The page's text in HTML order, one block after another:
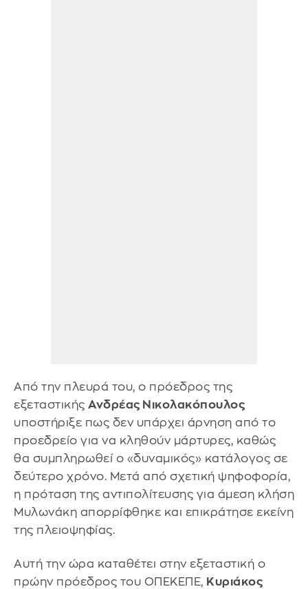
Από την πλευρά του, ο πρόεδρος της
εξεταστικής Ανδρέας Νικολακόπουλος
υποστήριξε πως δεν υπάρχει άρνηση από το
προεδρείο για να κληθούν μάρτυρες, καθώς
θα συμπληρωθεί ο «δυναμικός» κατάλογος σε
δεύτερο χρόνο. Μετά από σχετική ψηφοφορία,
η πρόταση της αντιπολίτευσης για άμεση κλήση
Μυλωνάκη απορρίφθηκε και επικράτησε εκείνη
της πλειοψηφίας.
Αυτή την ώρα καταθέτει στην εξεταστική ο
πρώην πρόεδρος του ΟΠΕΚΕΠΕ, Κυριάκος